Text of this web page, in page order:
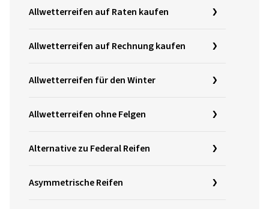
Allwetterreifen auf Raten kaufen
Allwetterreifen auf Rechnung kaufen
Allwetterreifen für den Winter
Allwetterreifen ohne Felgen
Alternative zu Federal Reifen
Asymmetrische Reifen